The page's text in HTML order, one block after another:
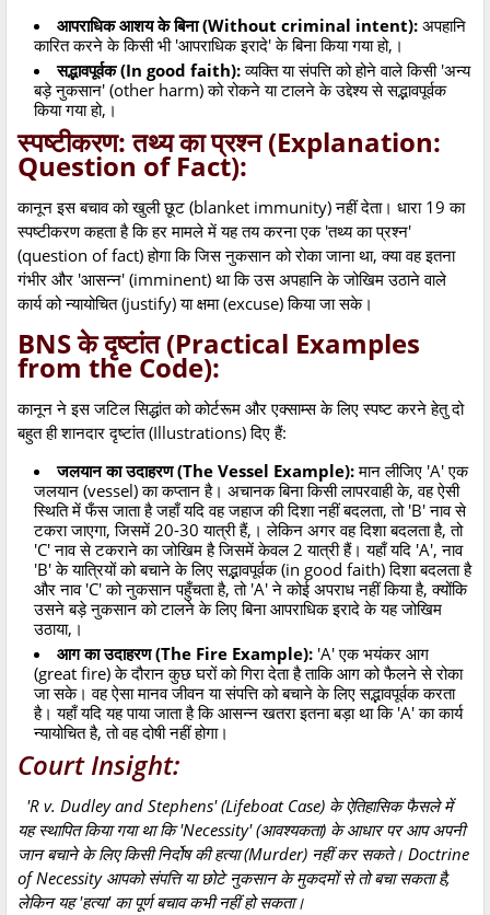
आपराधिक आशय के बिना (Without criminal intent): अपहानि
कारित करने के किसी भी 'आपराधिक इरादे' के बिना किया गया हो,।
सद्भावपूर्वक (In good faith):व्यक्ति या संपत्ति को होने वाले किसी 'अन्य
बड़े नुकसान' (other harm) को रोकने या टालने के उद्देश्य से सद्भावपूर्वक
किया गया हो,।
स्पष्टीकरण: तथ्य का प्रश्न (Explanation:
Question of Fact):
कानून इस बचाव को खुली छूट (blanket immunity) नहीं देता। धारा 19 का
स्पष्टीकरण कहता है कि हर मामले में यह तय करना एक 'तथ्य का प्रश्न'
(question of fact) होगा कि जिस नुकसान को रोका जाना था, क्या वह इतना
गंभीर और 'आसन्न' (imminent) था कि उस अपहानि के जोखिम उठाने वाले
कार्य को न्यायोचित (justify) या क्षमा (excuse) किया जा सके।
BNS के दृष्टांत (Practical Examples
from the Code):
कानून ने इस जटिल सिद्धांत को कोर्टरूम और एक्साम्स के लिए स्पष्ट करने हेतु दो
बहुत ही शानदार दृष्टांत (Illustrations) दिए हैं:
जलयान का उदाहरण (The Vessel Example):मान लीजिए 'A' एक
जलयान (vessel) का कप्तान है। अचानक बिना किसी लापरवाही के, वह ऐसी
स्थिति में फँस जाता है जहाँ यदि वह जहाज की दिशा नहीं बदलता, तो 'B' नाव से
टकरा जाएगा, जिसमें 20-30 यात्री हैं,। लेकिन अगर वह दिशा बदलता है, तो
'C' नाव से टकराने का जोखिम है जिसमें केवल 2 यात्री हैं। यहाँ यदि 'A', नाव
'B' के यात्रियों को बचाने के लिए सद्भावपूर्वक (in good faith) दिशा बदलता है
और नाव 'C' को नुकसान पहुँचता है, तो 'A' ने कोई अपराध नहीं किया है, क्योंकि
उसने बड़े नुकसान को टालने के लिए बिना आपराधिक इरादे के यह जोखिम
उठाया,।
आग का उदाहरण (The Fire Example): 'A' एक भयंकर आग
(great fire) के दौरान कुछ घरों को गिरा देता है ताकि आग को फैलने से रोका
जा सके। वह ऐसा मानव जीवन या संपत्ति को बचाने के लिए सद्भावपूर्वक करता
है। यहाँ यदि यह पाया जाता है कि आसन्न खतरा इतना बड़ा था कि 'A' का कार्य
न्यायोचित है, तो वह दोषी नहीं होगा।
Court Insight:
'R v. Dudley and Stephens' (Lifeboat Case) के ऐतिहासिक फैसले में
यह स्थापित किया गया था कि 'Necessity' (आवश्यकता) के आधार पर आप अपनी
जान बचाने के लिए किसी निर्दोष की हत्या (Murder) नहीं कर सकते। Doctrine
of Necessity आपको संपत्ति या छोटे नुकसान के मुकदमों से तो बचा सकता है,
लेकिन यह 'हत्या' का पूर्ण बचाव कभी नहीं हो सकता।